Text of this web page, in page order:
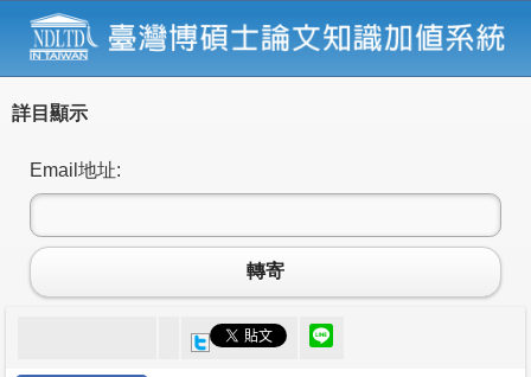
詳目顯示
Email地址:
轉寄